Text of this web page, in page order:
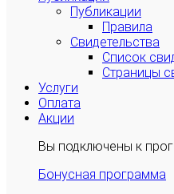
Публикации
Правила
Свидетельства
Список
Страницы
Услуги
Оплата
Акции
Вы подключены к
Бонусная программа